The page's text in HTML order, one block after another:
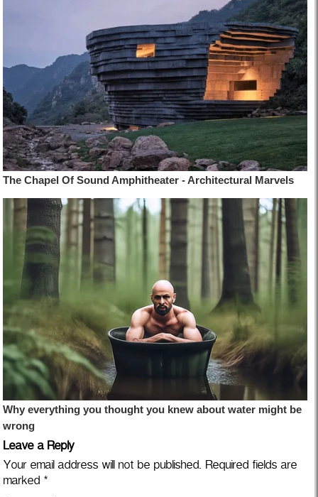
Leave a Reply
Your email address will not be published. Required fields are
marked *